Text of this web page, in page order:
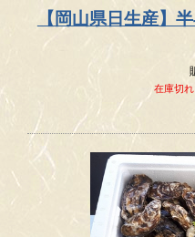
ている
出来るだけご指定いた
最善を尽く
水揚げの状況によって
在庫がなくお届けがで
ご不便等おかけしますが
定日にしていた
牡蠣の販売について本日
【岡山県日生産】
在庫切れ